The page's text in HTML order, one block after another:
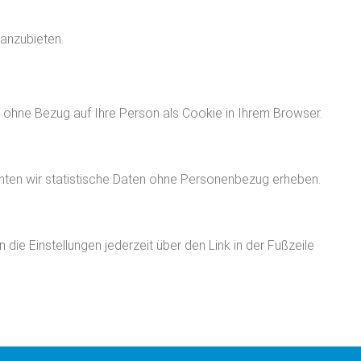
Bezug auf Ihre Person als Cookie in Ihrem Browser.
wir statistische Daten ohne Personenbezug erheben.
Einstellungen jederzeit über den Link in der Fußzeile